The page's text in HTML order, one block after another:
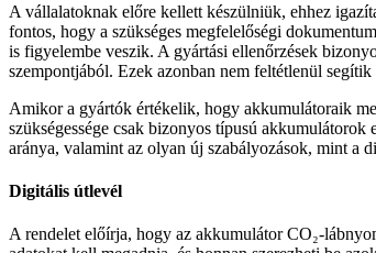
A vállalatoknak előre kellett készülniük, ehhez
fontos, hogy a szükséges megfelelőségi
is figyelembe veszik. A gyártási ellenőrzések
szempontjából. Ezek azonban nem feltétlenül
Amikor a gyártók értékelik, hogy akkumulátoraik
szükségessége csak bizonyos típusú
aránya, valamint az olyan új szabályozások, mint a
Digitális útlevél
A rendelet előírja, hogy az akkumulátor CO₂-